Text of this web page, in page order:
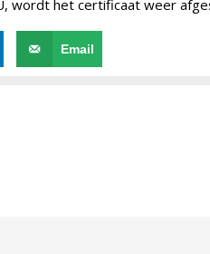
wordt het certificaat weer
Email